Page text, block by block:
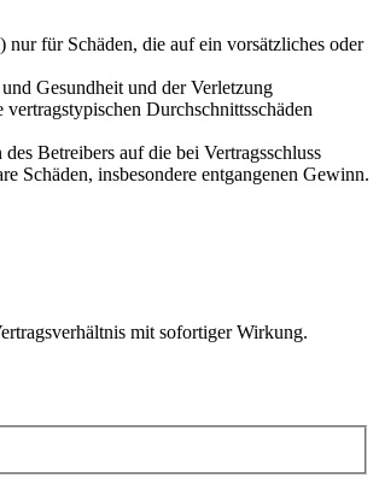
für Schäden, die auf ein vorsätzliches oder
Gesundheit und der Verletzung
Durchschnittsschäden
Betreibers auf die bei Vertragsschluss
Schäden, insbesondere entgangenen Gewinn.
mit sofortiger Wirkung.